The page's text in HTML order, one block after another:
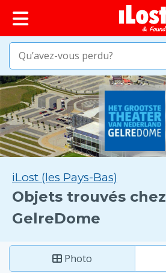
principal
iLost (les Pays-Bas)
Objets trouvés chez
GelreDome
Photo